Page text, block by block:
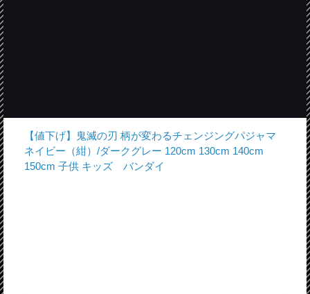
【値下げ】鬼滅の刃 柄が変わるチェンジングパジャマ
ネイビー（紺）/ダークグレー 120cm 130cm 140cm
150cm 子供 キッズ バンダイ